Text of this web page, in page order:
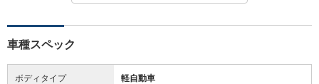
車種スペック
ボディタイプ 軽自動車